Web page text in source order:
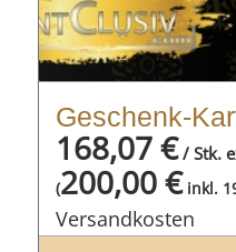
Geschenk-
168,07€/ Stk.
(200,00€inkl.
Versandkosten